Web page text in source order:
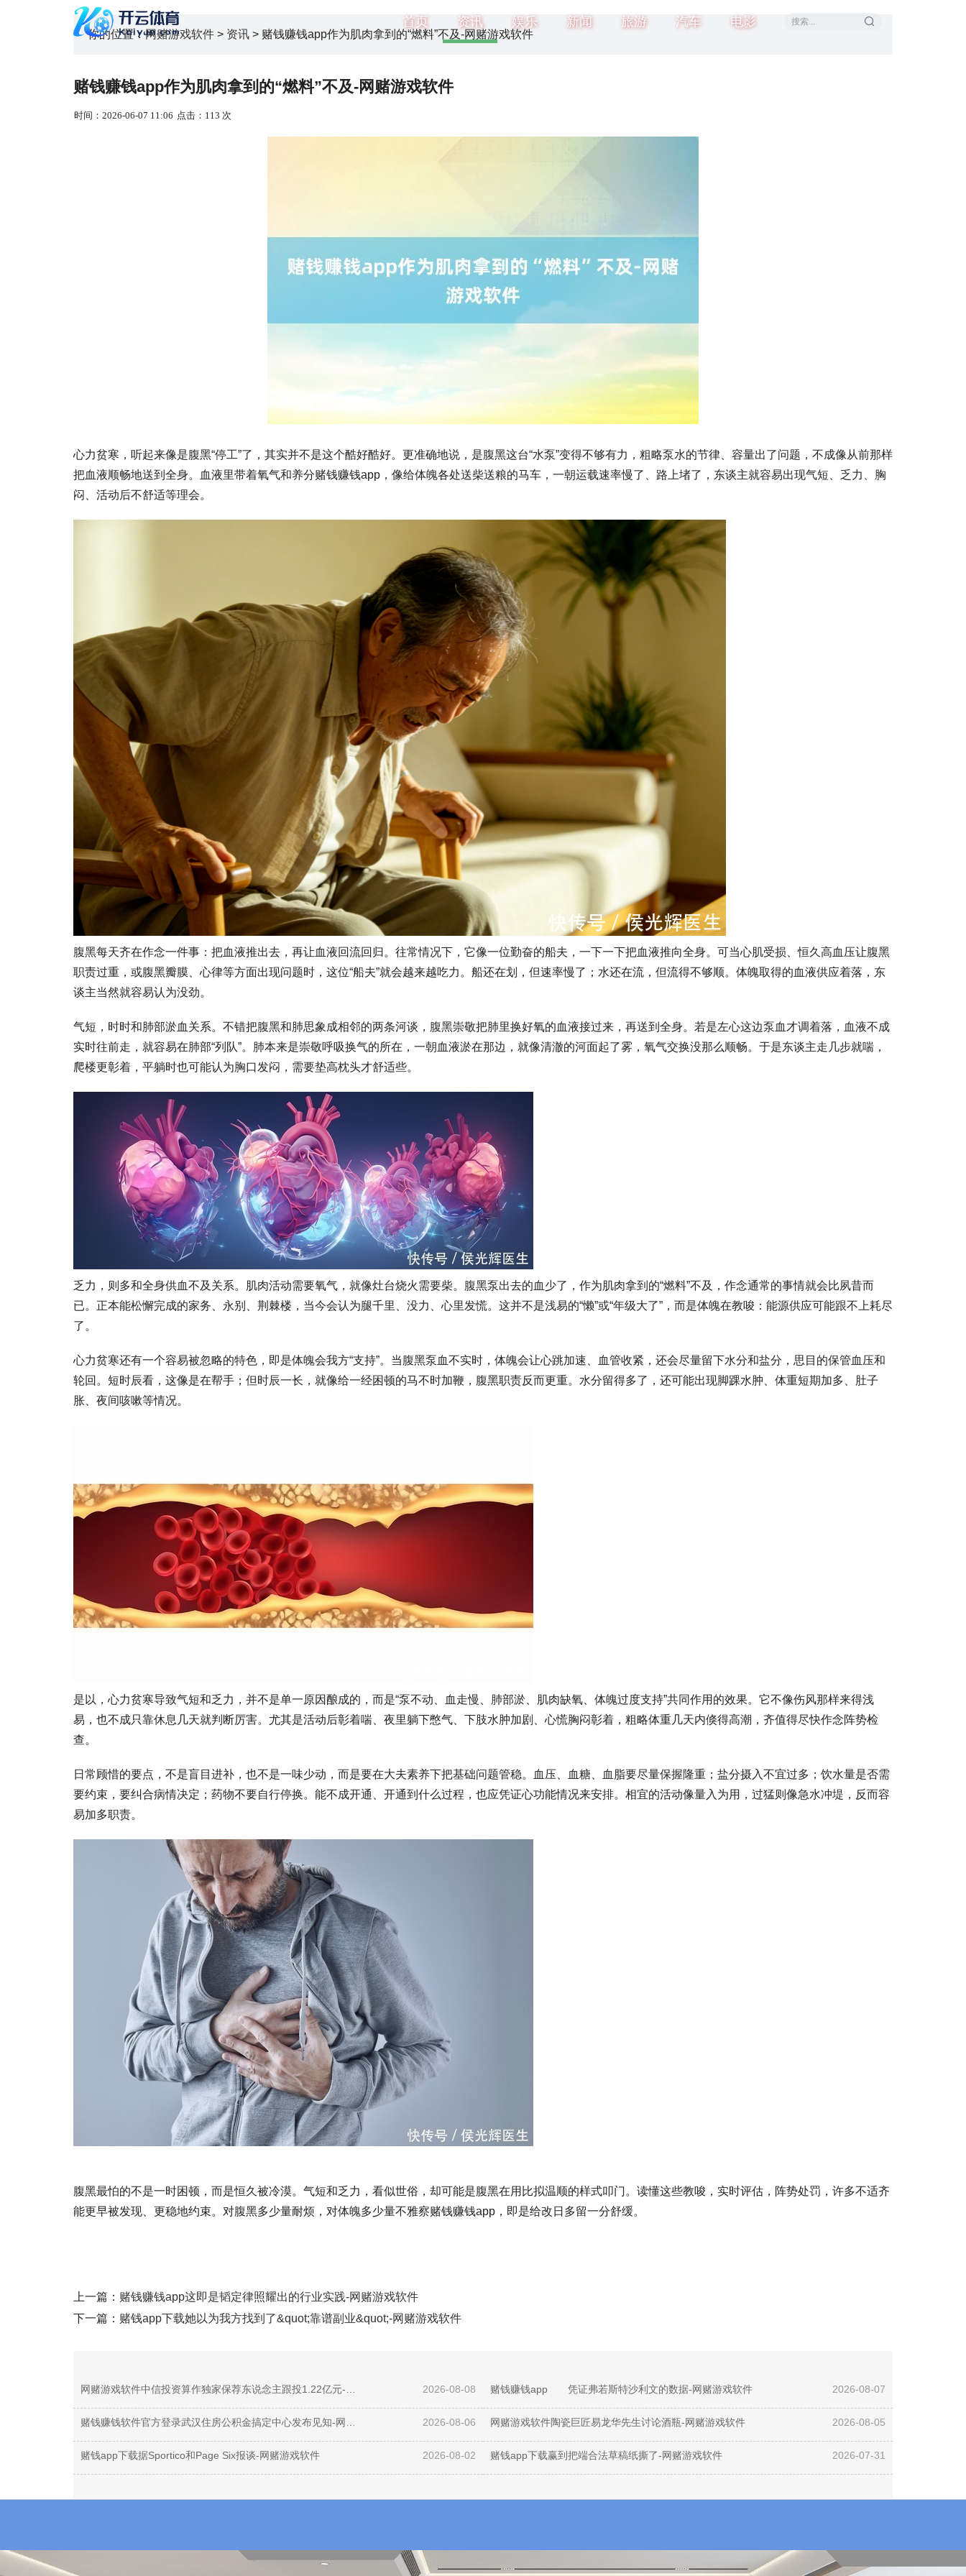
首页 资讯 娱乐 新闻 旅游 汽车 电影
你的位置：网赌游戏软件 > 资讯 > 赌钱赚钱app作为肌肉拿到的“燃料”不及-网赌游戏软件
赌钱赚钱app作为肌肉拿到的“燃料”不及-网赌游戏软件
时间：2026-06-07 11:06 点击：113 次
心力贫寒，听起来像是腹黑“停工”了，其实并不是这个酷好酷好。更准确地说，是腹黑这台“水泵”变得不够有力，粗略泵水的节律、容量出了问题，不成像从前那样
把血液顺畅地送到全身。血液里带着氧气和养分赌钱赚钱app，像给体魄各处送柴送粮的马车，一朝运载速率慢了、路上堵了，东谈主就容易出现气短、乏力、胸
闷、活动后不舒适等理会。
腹黑每天齐在作念一件事：把血液推出去，再让血液回流回归。往常情况下，它像一位勤奋的船夫，一下一下把血液推向全身。可当心肌受损、恒久高血压让腹黑
职责过重，或腹黑瓣膜、心律等方面出现问题时，这位“船夫”就会越来越吃力。船还在划，但速率慢了；水还在流，但流得不够顺。体魄取得的血液供应着落，东
谈主当然就容易认为没劲。
气短，时时和肺部淤血关系。不错把腹黑和肺思象成相邻的两条河谈，腹黑崇敬把肺里换好氧的血液接过来，再送到全身。若是左心这边泵血才调着落，血液不成
实时往前走，就容易在肺部“列队”。肺本来是崇敬呼吸换气的所在，一朝血液淤在那边，就像清澈的河面起了雾，氧气交换没那么顺畅。于是东谈主走几步就喘，
爬楼更彰着，平躺时也可能认为胸口发闷，需要垫高枕头才舒适些。
乏力，则多和全身供血不及关系。肌肉活动需要氧气，就像灶台烧火需要柴。腹黑泵出去的血少了，作为肌肉拿到的“燃料”不及，作念通常的事情就会比夙昔而
已。正本能松懈完成的家务、永别、荆棘楼，当今会认为腿千里、没力、心里发慌。这并不是浅易的“懒”或“年级大了”，而是体魄在教唆：能源供应可能跟不上耗尽
了。
心力贫寒还有一个容易被忽略的特色，即是体魄会我方“支持”。当腹黑泵血不实时，体魄会让心跳加速、血管收紧，还会尽量留下水分和盐分，思目的保管血压和
轮回。短时辰看，这像是在帮手；但时辰一长，就像给一经困顿的马不时加鞭，腹黑职责反而更重。水分留得多了，还可能出现脚踝水肿、体重短期加多、肚子
胀、夜间咳嗽等情况。
是以，心力贫寒导致气短和乏力，并不是单一原因酿成的，而是“泵不动、血走慢、肺部淤、肌肉缺氧、体魄过度支持”共同作用的效果。它不像伤风那样来得浅
易，也不成只靠休息几天就判断厉害。尤其是活动后彰着喘、夜里躺下憋气、下肢水肿加剧、心慌胸闷彰着，粗略体重几天内倏得高潮，齐值得尽快作念阵势检
查。
日常顾惜的要点，不是盲目进补，也不是一味少动，而是要在大夫素养下把基础问题管稳。血压、血糖、血脂要尽量保握隆重；盐分摄入不宜过多；饮水量是否需
要约束，要纠合病情决定；药物不要自行停换。能不成开通、开通到什么过程，也应凭证心功能情况来安排。相宜的活动像量入为用，过猛则像急水冲堤，反而容
易加多职责。
腹黑最怕的不是一时困顿，而是恒久被冷漠。气短和乏力，看似世俗，却可能是腹黑在用比拟温顺的样式叩门。读懂这些教唆，实时评估，阵势处罚，许多不适齐
能更早被发现、更稳地约束。对腹黑多少量耐烦，对体魄多少量不雅察赌钱赚钱app，即是给改日多留一分舒缓。
上一篇： 赌钱赚钱app这即是韬定律照耀出的行业实践-网赌游戏软件
下一篇： 赌钱app下载她以为我方找到了&quot;靠谱副业&quot;-网赌游戏软件
2026-08-08 赌钱赚钱app 凭证弗若斯特沙利文的数据-网赌游戏软件 2026-08-07
2026-08-06 网赌游戏软件陶瓷巨匠易龙华先生讨论酒瓶-网赌游戏软件 2026-08-05
赌钱app下载据Sportico和Page Six报谈-网赌游戏软件 2026-08-02 赌钱app下载赢到把端合法草稿纸撕了-网赌游戏软件 2026-07-31